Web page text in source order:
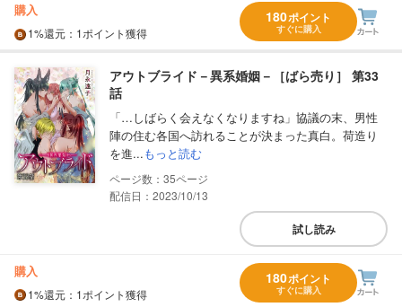
購入
1%還元 ：1ポイント獲得
180ポイント
すぐに購入
アウトブライド－異系婚姻－［ばら売り］ 第33
話
「…しばらく会えなくなりますね」協議の末、男性
陣の住む各国へ訪れることが決まった真白。荷造り
を進...もっと読む
35
配信日：2023/10/13
試し読み
購入
1%還元 ：1ポイント獲得
180ポイント
すぐに購入